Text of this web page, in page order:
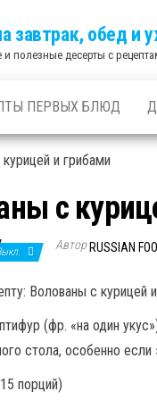
завтрак, обед и
и полезные десерты с
ПЕРВЫХ БЛЮД
с
Автор RUSSIAN
(фр. «на один
стола, особенно
порций)